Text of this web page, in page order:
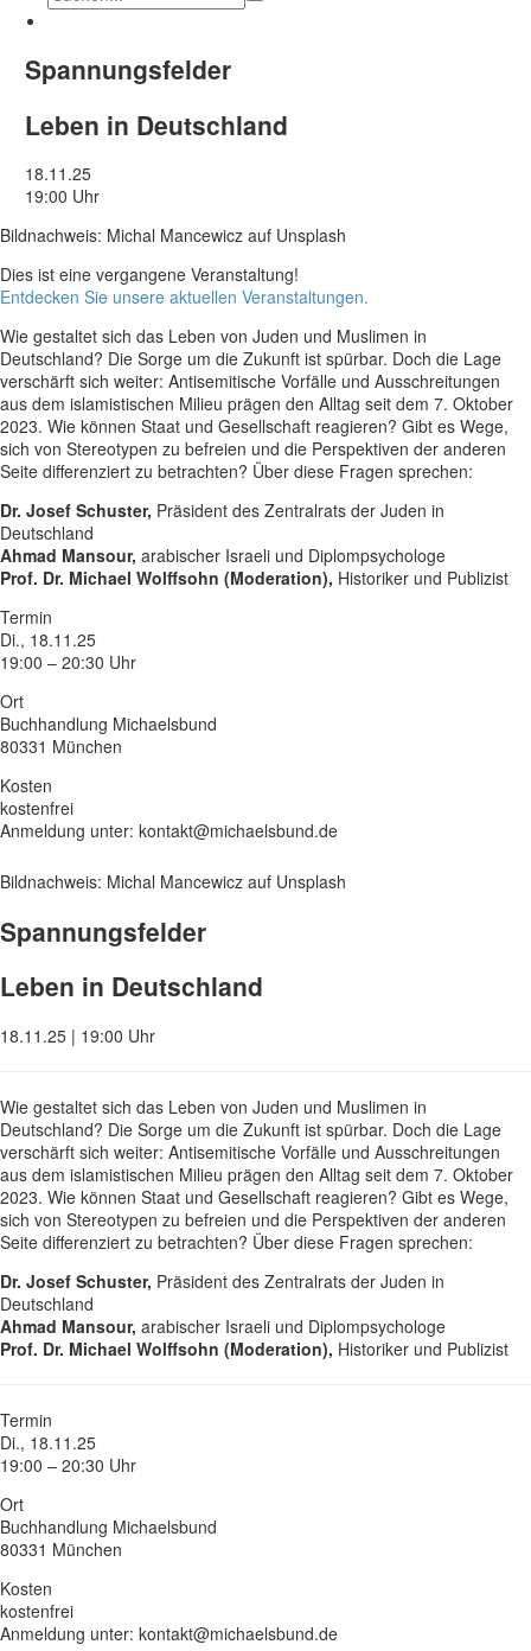
Spannungsfelder
Leben in Deutschland
18.11.25
19:00 Uhr
Bildnachweis: Michal Mancewicz auf Unsplash
Dies ist eine vergangene Veranstaltung!
Entdecken Sie unsere aktuellen Veranstaltungen.
Wie gestaltet sich das Leben von Juden und Muslimen in
Deutschland? Die Sorge um die Zukunft ist spürbar. Doch die Lage
verschärft sich weiter: Antisemitische Vorfälle und Ausschreitungen
aus dem islamistischen Milieu prägen den Alltag seit dem 7. Oktober
2023. Wie können Staat und Gesellschaft reagieren? Gibt es Wege,
sich von Stereotypen zu befreien und die Perspektiven der anderen
Seite differenziert zu betrachten? Über diese Fragen sprechen:
Dr. Josef Schuster, Präsident des Zentralrats der Juden in
Deutschland
Ahmad Mansour, arabischer Israeli und Diplompsychologe
Prof. Dr. Michael Wolffsohn (Moderation), Historiker und Publizist
Termin
Di., 18.11.25
19:00 – 20:30 Uhr
Ort
Buchhandlung Michaelsbund
80331 München
Kosten
kostenfrei
Anmeldung unter: kontakt@michaelsbund.de
Bildnachweis: Michal Mancewicz auf Unsplash
Spannungsfelder
Leben in Deutschland
18.11.25 | 19:00 Uhr
Wie gestaltet sich das Leben von Juden und Muslimen in
Deutschland? Die Sorge um die Zukunft ist spürbar. Doch die Lage
verschärft sich weiter: Antisemitische Vorfälle und Ausschreitungen
aus dem islamistischen Milieu prägen den Alltag seit dem 7. Oktober
2023. Wie können Staat und Gesellschaft reagieren? Gibt es Wege,
sich von Stereotypen zu befreien und die Perspektiven der anderen
Seite differenziert zu betrachten? Über diese Fragen sprechen:
Dr. Josef Schuster, Präsident des Zentralrats der Juden in
Deutschland
Ahmad Mansour, arabischer Israeli und Diplompsychologe
Prof. Dr. Michael Wolffsohn (Moderation), Historiker und Publizist
Termin
Di., 18.11.25
19:00 – 20:30 Uhr
Ort
Buchhandlung Michaelsbund
80331 München
Kosten
kostenfrei
Anmeldung unter: kontakt@michaelsbund.de